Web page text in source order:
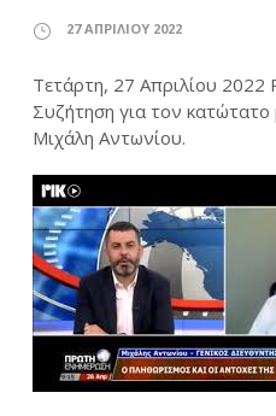
27 ΑΠΡΙΛΊΟΥ 2022
Τετάρτη, 27 Απριλίου
Συζήτηση για τον
Μιχάλη Αντωνίου.